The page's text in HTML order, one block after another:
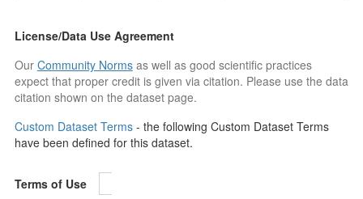
License/Data Use Agreement
Our Community Normsas well as good scientific practices
expect that proper credit is given via citation. Please use the data
citation shown on the dataset page.
Custom Dataset Terms - the following Custom Dataset Terms
have been defined for this dataset.
Terms of Use